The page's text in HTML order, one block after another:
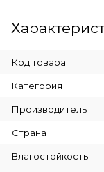
Код товара
Категория
Производитель
Страна
Влагостойкость